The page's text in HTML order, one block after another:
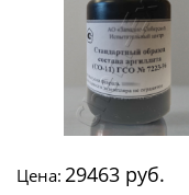
Цена: 29463 руб.